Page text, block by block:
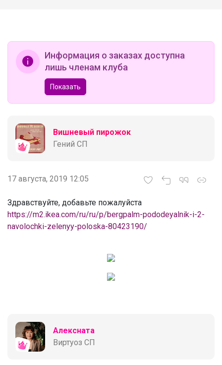
Информация о заказах доступна
лишь членам клуба
Показать
Вишневый пирожок
Гений СП
17 августа, 2019 12:05
Здравствуйте, добавьте пожалуйста
https://m2.ikea.com/ru/ru/p/bergpalm-pododeyalnik-i-2-
navolochki-zelenyy-poloska-80423190/
Алексната
Виртуоз СП